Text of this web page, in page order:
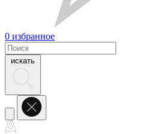
0 избранное